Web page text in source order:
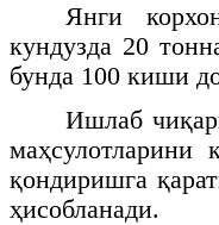
Янги
кундузда 20
бунда 100 киши
Ишлаб
маҳсулотларини
қондиришга
ҳисобланади.